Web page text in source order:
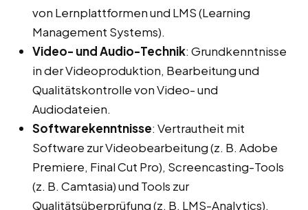
von Lernplattformen und LMS (Learning
Management Systems).
Video- und Audio-Technik: Grundkenntnisse
in der Videoproduktion, Bearbeitung und
Qualitätskontrolle von Video- und
Audiodateien.
Softwarekenntnisse: Vertrautheit mit
Software zur Videobearbeitung (z. B. Adobe
Premiere, Final Cut Pro), Screencasting-Tools
(z. B. Camtasia) und Tools zur
Qualitätsüberprüfung (z. B. LMS-Analytics).